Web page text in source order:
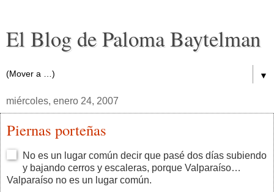
El Blog de Paloma Baytelman
▼
miércoles, enero 24, 2007
Piernas porteñas
No es un lugar común decir que pasé dos días subiendo
y bajando cerros y escaleras, porque Valparaíso…
Valparaíso no es un lugar común.